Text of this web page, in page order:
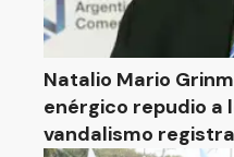
Natalio Mario
enérgico repudio a
vandalismo